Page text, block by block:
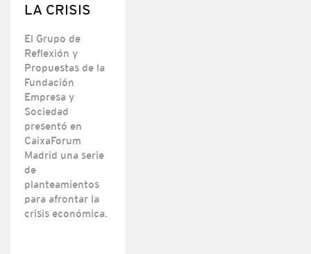
LA CRISIS
El Grupo de
Reflexión y
Propuestas de la
Fundación
Empresa y
Sociedad
presentó en
CaixaForum
Madrid una serie
de
planteamientos
para afrontar la
crisis económica.